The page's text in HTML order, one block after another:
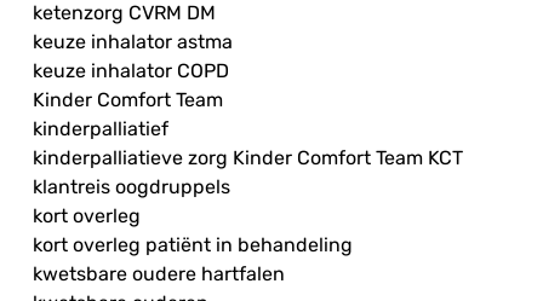
ketenzorg CVRM DM
keuze inhalator astma
keuze inhalator COPD
Kinder Comfort Team
kinderpalliatief
kinderpalliatieve zorg Kinder Comfort Team KCT
klantreis oogdruppels
kort overleg
kort overleg patiënt in behandeling
kwetsbare oudere hartfalen